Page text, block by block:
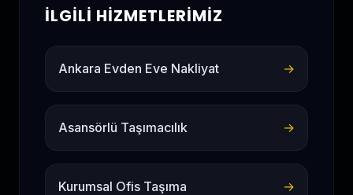
İLGILI HIZMETLERIMIZ
Ankara Evden Eve Nakliyat →
Asansörlü Taşımacılık →
Kurumsal Ofis Taşıma →